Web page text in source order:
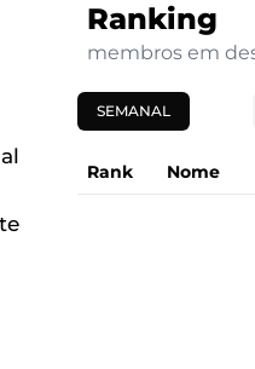
Ranking
membros em
SEMANAL
Rank Nome